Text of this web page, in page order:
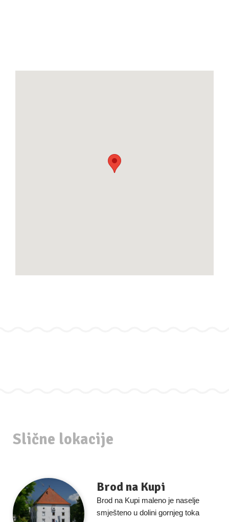
Slične lokacije
Brod na Kupi
Brod na Kupi maleno je naselje
smješteno u dolini gornjeg toka